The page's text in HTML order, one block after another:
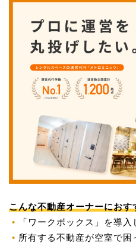
こんな不動産オーナーにおす
「ワークボックス」を導入
所有する不動産が空室で困